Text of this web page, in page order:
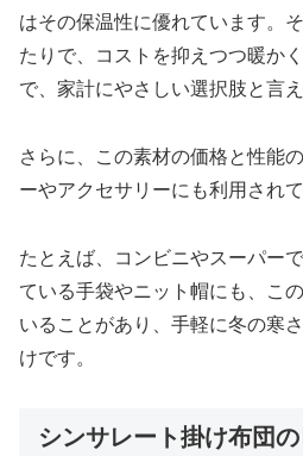
はその保温性に優れています。
たりで、コストを抑えつつ暖か
で、家計にやさしい選択肢と言え
さらに、この素材の価格と性能
ーやアクセサリーにも利用されて
たとえば、コンビニやスーパー
ている手袋やニット帽にも、こ
いることがあり、手軽に冬の寒
けです。
シンサレート掛け布団